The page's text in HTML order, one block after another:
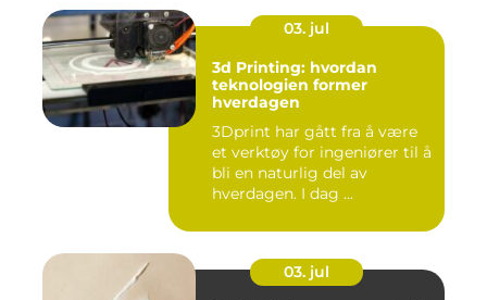
03. jul
3d Printing: hvordan
teknologien former
hverdagen
3Dprint har gått fra å være
et verktøy for ingeniører til å
bli en naturlig del av
hverdagen. I dag ...
03. jul